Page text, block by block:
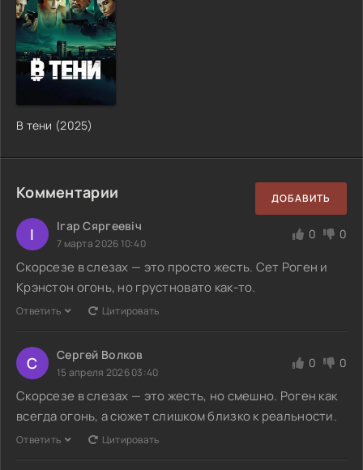
В тени (2025)
Комментарии ДОБАВИТЬ
І Ігар Сяргеевіч
7 марта 2026 10:40
0 0
Скорсезе в слезах — это просто жесть. Сет Роген и
Крэнстон огонь, но грустновато как-то.
Ответить Цитировать
С Сергей Волков
15 апреля 2026 03:40
0 0
Скорсезе в слезах — это жесть, но смешно. Роген как
всегда огонь, а сюжет слишком близко к реальности.
Ответить Цитировать